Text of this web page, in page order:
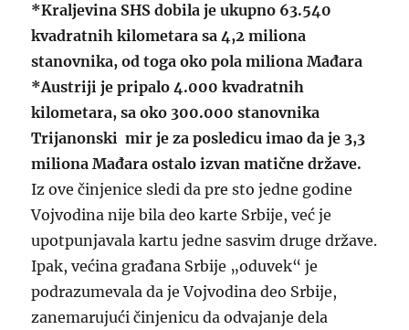
*Kraljevina SHS dobila je ukupno 63.540
kvadratnih kilometara sa 4,2 miliona
stanovnika, od toga oko pola miliona Mađara
*Austriji je pripalo 4.000 kvadratnih
kilometara, sa oko 300.000 stanovnika
Trijanonski mir je za posledicu imao da je 3,3
miliona Mađara ostalo izvan matične države.
Iz ove činjenice sledi da pre sto jedne godine
Vojvodina nije bila deo karte Srbije, već je
upotpunjavala kartu jedne sasvim druge države.
Ipak, većina građana Srbije „oduvek“ je
podrazumevala da je Vojvodina deo Srbije,
zanemarujući činjenicu da odvajanje dela